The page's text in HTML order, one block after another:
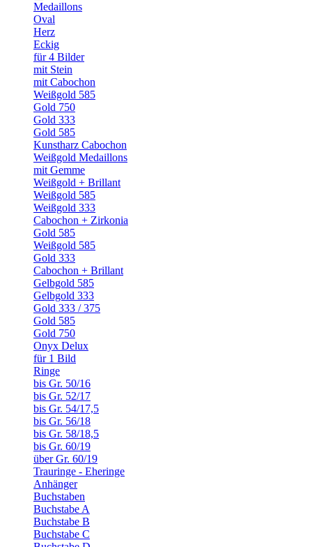
Medaillons
Oval
Herz
Eckig
für 4 Bilder
mit Stein
mit Cabochon
Weißgold 585
Gold 750
Gold 333
Gold 585
Kunstharz Cabochon
Weißgold Medaillons
mit Gemme
Weißgold + Brillant
Weißgold 585
Weißgold 333
Cabochon + Zirkonia
Gold 585
Weißgold 585
Gold 333
Cabochon + Brillant
Gelbgold 585
Gelbgold 333
Gold 333 / 375
Gold 585
Gold 750
Onyx Delux
für 1 Bild
Ringe
bis Gr. 50/16
bis Gr. 52/17
bis Gr. 54/17,5
bis Gr. 56/18
bis Gr. 58/18,5
bis Gr. 60/19
über Gr. 60/19
Trauringe - Eheringe
Anhänger
Buchstaben
Buchstabe A
Buchstabe B
Buchstabe C